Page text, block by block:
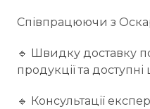
Співпрацюючи з
🔹 Швидку доставку
продукції та доступні
🔹 Консультації